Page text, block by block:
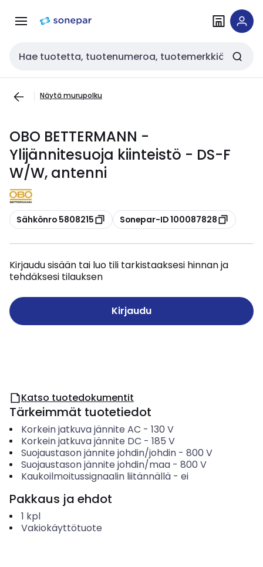
navigointiinsisältöön
Haku
Näytä murupolku
OBO BETTERMANN -
Ylijännitesuoja kiinteistö - DS-F
W/W, antenni
Kopioi
Sähkönro 5808215 Kopioi
Sonepar-ID 100087828
Kirjaudu sisään tai luo tili tarkistaaksesi hinnan ja
tehdäksesi tilauksen
Kirjaudu
Katso tuotedokumentit
Tärkeimmät tuotetiedot
Korkein jatkuva jännite AC - 130 V
Korkein jatkuva jännite DC - 185 V
Suojaustason jännite johdin/johdin- 800 V
Suojaustason jännite johdin/maa- 800 V
Kaukoilmoitussignaalin liitännällä- ei
Pakkaus ja ehdot
1 kpl
Vakiokäyttötuote